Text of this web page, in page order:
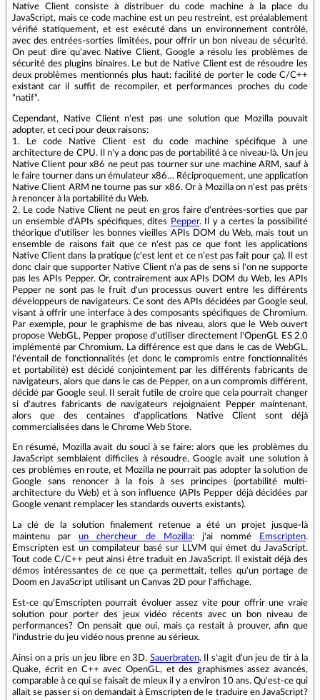
Native Client consiste à distribuer du code machine à la place du
JavaScript, mais ce code machine est un peu restreint, est préalablement
vérifié statiquement, et est exécuté dans un environnement contrôlé,
avec des entrées-sorties limitées, pour offrir un bon niveau de sécurité.
On peut dire qu'avec Native Client, Google a résolu les problèmes de
sécurité des plugins binaires. Le but de Native Client est de résoudre les
deux problèmes mentionnés plus haut: facilité de porter le code C/C++
existant car il suffit de recompiler, et performances proches du code
"natif".
Cependant, Native Client n'est pas une solution que Mozilla pouvait
adopter, et ceci pour deux raisons:
1. Le code Native Client est du code machine spécifique à une
architecture de CPU. Il n'y a donc pas de portabilité à ce niveau-là. Un jeu
Native Client pour x86 ne peut pas tourner sur une machine ARM, sauf à
le faire tourner dans un émulateur x86… Réciproquement, une application
Native Client ARM ne tourne pas sur x86. Or à Mozilla on n'est pas prêts
à renoncer à la portabilité du Web.
2. Le code Native Client ne peut en gros faire d'entrées-sorties que par
un ensemble d'APIs spécifiques, dites
Pepper. Il y a certes la possibilité
théorique d'utiliser les bonnes vieilles APIs DOM du Web, mais tout un
ensemble de raisons fait que ce n'est pas ce que font les applications
Native Client dans la pratique (c'est lent et ce n'est pas fait pour ça). Il est
donc clair que supporter Native Client n'a pas de sens si l'on ne supporte
pas les APIs Pepper. Or, contrairement aux APIs DOM du Web, les APIs
Pepper ne sont pas le fruit d'un processus ouvert entre les différents
développeurs de navigateurs. Ce sont des APIs décidées par Google seul,
visant à offrir une interface à des composants spécifiques de Chromium.
Par exemple, pour le graphisme de bas niveau, alors que le Web ouvert
propose WebGL, Pepper propose d'utiliser directement l'OpenGL ES 2.0
implémenté par Chromium. La différence est que dans le cas de WebGL,
l'éventail de fonctionnalités (et donc le compromis entre fonctionnalités
et portabilité) est décidé conjointement par les différents fabricants de
navigateurs, alors que dans le cas de Pepper, on a un compromis différent,
décidé par Google seul. Il serait futile de croire que cela pourrait changer
si d'autres fabricants de navigateurs rejoignaient Pepper maintenant,
alors que des centaines d'applications Native Client sont déjà
commercialisées dans le Chrome Web Store.
En résumé, Mozilla avait du souci à se faire: alors que les problèmes du
JavaScript semblaient difficiles à résoudre, Google avait une solution à
ces problèmes en route, et Mozilla ne pourrait pas adopter la solution de
Google sans renoncer à la fois à ses principes (portabilité multi-
architecture du Web) et à son influence (APIs Pepper déjà décidées par
Google venant remplacer les standards ouverts existants).
La clé de la solution finalement retenue a été un projet jusque-là
maintenu parun chercheur de Mozilla: j'ai nommé Emscripten.
Emscripten est un compilateur basé sur LLVM qui émet du JavaScript.
Tout code C/C++ peut ainsi être traduit en JavaScript. Il existait déjà des
démos intéressantes de ce que ça permettait, telles qu'un portage de
Doom en JavaScript utilisant un Canvas 2D pour l'affichage.
Est-ce qu'Emscripten pourrait évoluer assez vite pour offrir une vraie
solution pour porter des jeux vidéo récents avec un bon niveau de
performances? On pensait que oui, mais ça restait à prouver, afin que
l'industrie du jeu vidéo nous prenne au sérieux.
Ainsi on a pris un jeu libre en 3D, Sauerbraten. Il s'agit d'un jeu de tir à la
Quake, écrit en C++ avec OpenGL, et des graphismes assez avancés,
comparable à ce qui se faisait de mieux il y a environ 10 ans. Qu'est-ce qui
allait se passer si on demandait à Emscripten de le traduire en JavaScript?